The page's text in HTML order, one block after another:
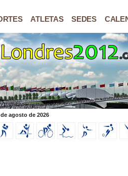
ATLETAS SEDES
agosto de 2026